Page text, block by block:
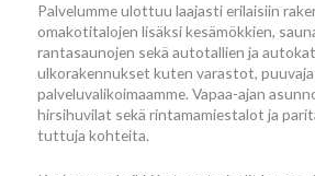
Palvelumme ulottuu laajasti erilaisiin
omakotitalojen lisäksi kesämökkien,
rantasaunojen sekä autotallien ja
ulkorakennukset kuten varastot,
palveluvalikoimaamme. Vapaa-ajan
hirsihuvilat sekä rintamamiestalot ja
tuttuja kohteita.